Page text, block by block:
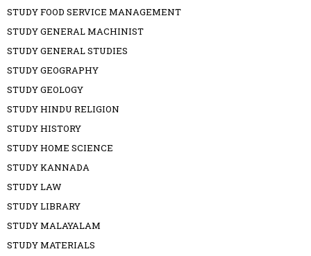
STUDY FOOD SERVICE MANAGEMENT
STUDY GENERAL MACHINIST
STUDY GENERAL STUDIES
STUDY GEOGRAPHY
STUDY GEOLOGY
STUDY HINDU RELIGION
STUDY HISTORY
STUDY HOME SCIENCE
STUDY KANNADA
STUDY LAW
STUDY LIBRARY
STUDY MALAYALAM
STUDY MATERIALS